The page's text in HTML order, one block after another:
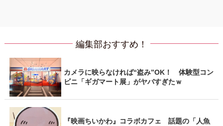
編集部おすすめ！
カメラに映らなければ“盗み”OK！ 体験型コン
ビニ「ギガマート展」がヤバすぎたｗ
『映画ちいかわ』コラボカフェ 話題の「人魚